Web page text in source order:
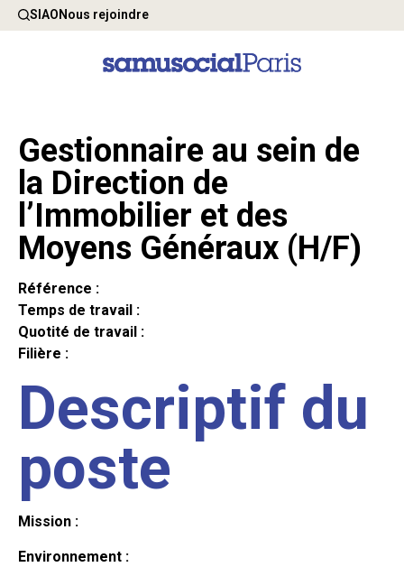
SIAONous rejoindre
Gestionnaire au sein de
la Direction de
l’Immobilier et des
Moyens Généraux (H/F)
Référence :
Temps de travail :
Quotité de travail :
Filière :
Descriptif du
poste
Mission :
Environnement :